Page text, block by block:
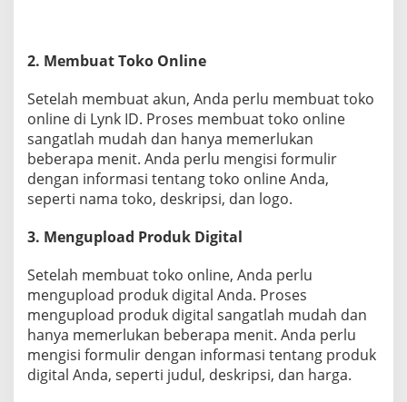
2. Membuat Toko Online
Setelah membuat akun, Anda perlu membuat toko
online di Lynk ID. Proses membuat toko online
sangatlah mudah dan hanya memerlukan
beberapa menit. Anda perlu mengisi formulir
dengan informasi tentang toko online Anda,
seperti nama toko, deskripsi, dan logo.
3. Mengupload Produk Digital
Setelah membuat toko online, Anda perlu
mengupload produk digital Anda. Proses
mengupload produk digital sangatlah mudah dan
hanya memerlukan beberapa menit. Anda perlu
mengisi formulir dengan informasi tentang produk
digital Anda, seperti judul, deskripsi, dan harga.